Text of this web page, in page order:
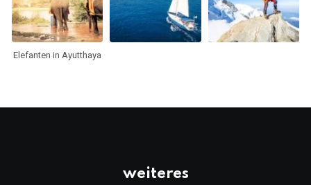
Elefanten in Ayutthaya
weiteres